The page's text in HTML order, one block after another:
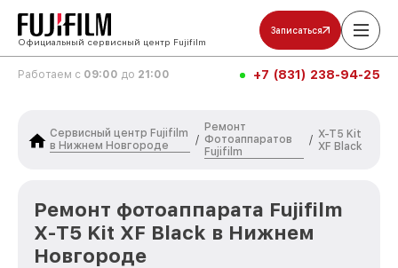
Официальный сервисный центр Fujifilm
Записаться
Работаем с 09:00 до 21:00 +7 (831) 238-94-25
Сервисный центр Fujifilm
в Нижнем Новгороде
/
Ремонт
Фотоаппаратов
Fujifilm
/ X-T5 Kit
XF Black
Ремонт фотоаппарата Fujifilm
X-T5 Kit XF Black в Нижнем
Новгороде